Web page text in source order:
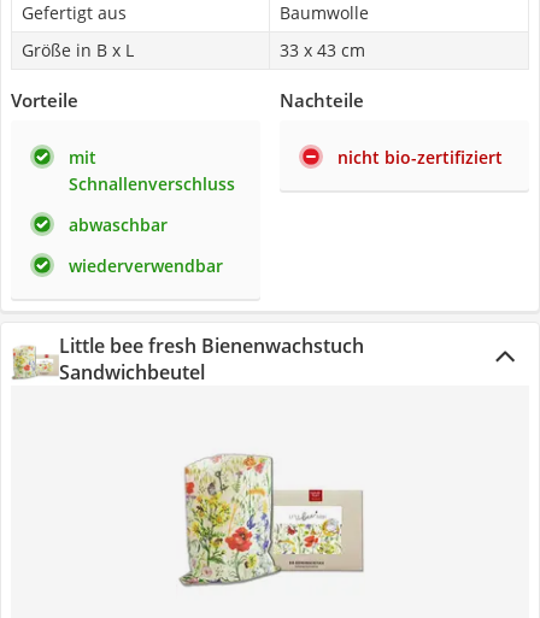
Gefertigt aus
Baumwolle
Größe in B x L
33 x 43 cm
Vorteile
mit
Schnallenverschluss
abwaschbar
wiederverwendbar
Nachteile
nicht bio-zertifiziert
Little bee fresh Bienenwachstuch
Sandwichbeutel